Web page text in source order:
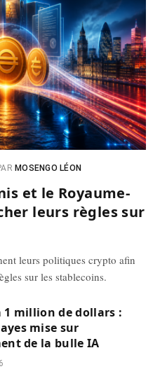
MOSENGO LÉON
et le Royaume-
leurs règles sur
leurs politiques crypto afin
sur les stablecoins.
1 million de dollars :
mise sur
de la bulle IA